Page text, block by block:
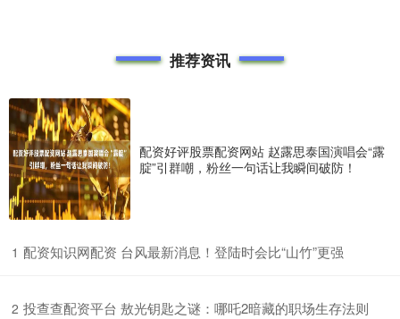
推荐资讯
配资好评股票配资网站 赵露思泰国演唱会“露
腚”引群嘲，粉丝一句话让我瞬间破防！
1 ​配资知识网配资 台风最新消息！登陆时会比“山竹”更强
2 ​投查查配资平台 敖光钥匙之谜：哪吒2暗藏的职场生存法则